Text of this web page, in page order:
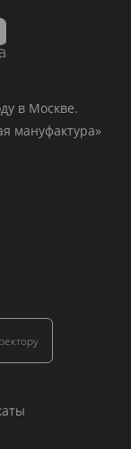
в Москве.
мануфактура»